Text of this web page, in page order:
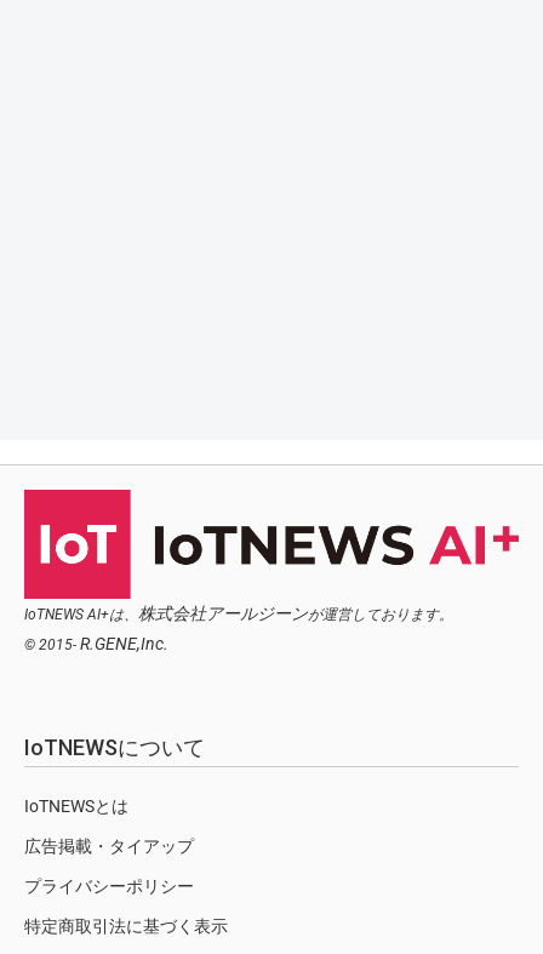
IoTNEWS AI+は、 株式会社アールジーンが運営しております。
© 2015- R.GENE,Inc.
IoTNEWSについて
IoTNEWSとは
広告掲載・タイアップ
プライバシーポリシー
特定商取引法に基づく表示